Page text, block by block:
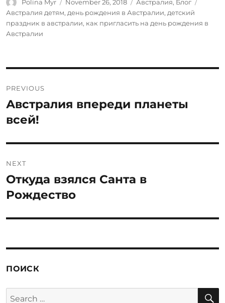
Polina Myr
on
November 26, 2018 Австралия, Блог
Австралия детям, день рождения в Австралии, детский
праздник в австралии, как пригласить на день рождения в
Австралии
navigation
PREVIOUS
Previous
post:
Австралия впереди планеты
всей!
NEXT
Next
post:
Откуда взялся Санта в
Рождество
ПОИСК
Search